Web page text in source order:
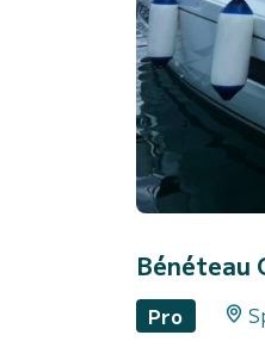
Bénéteau
Pro